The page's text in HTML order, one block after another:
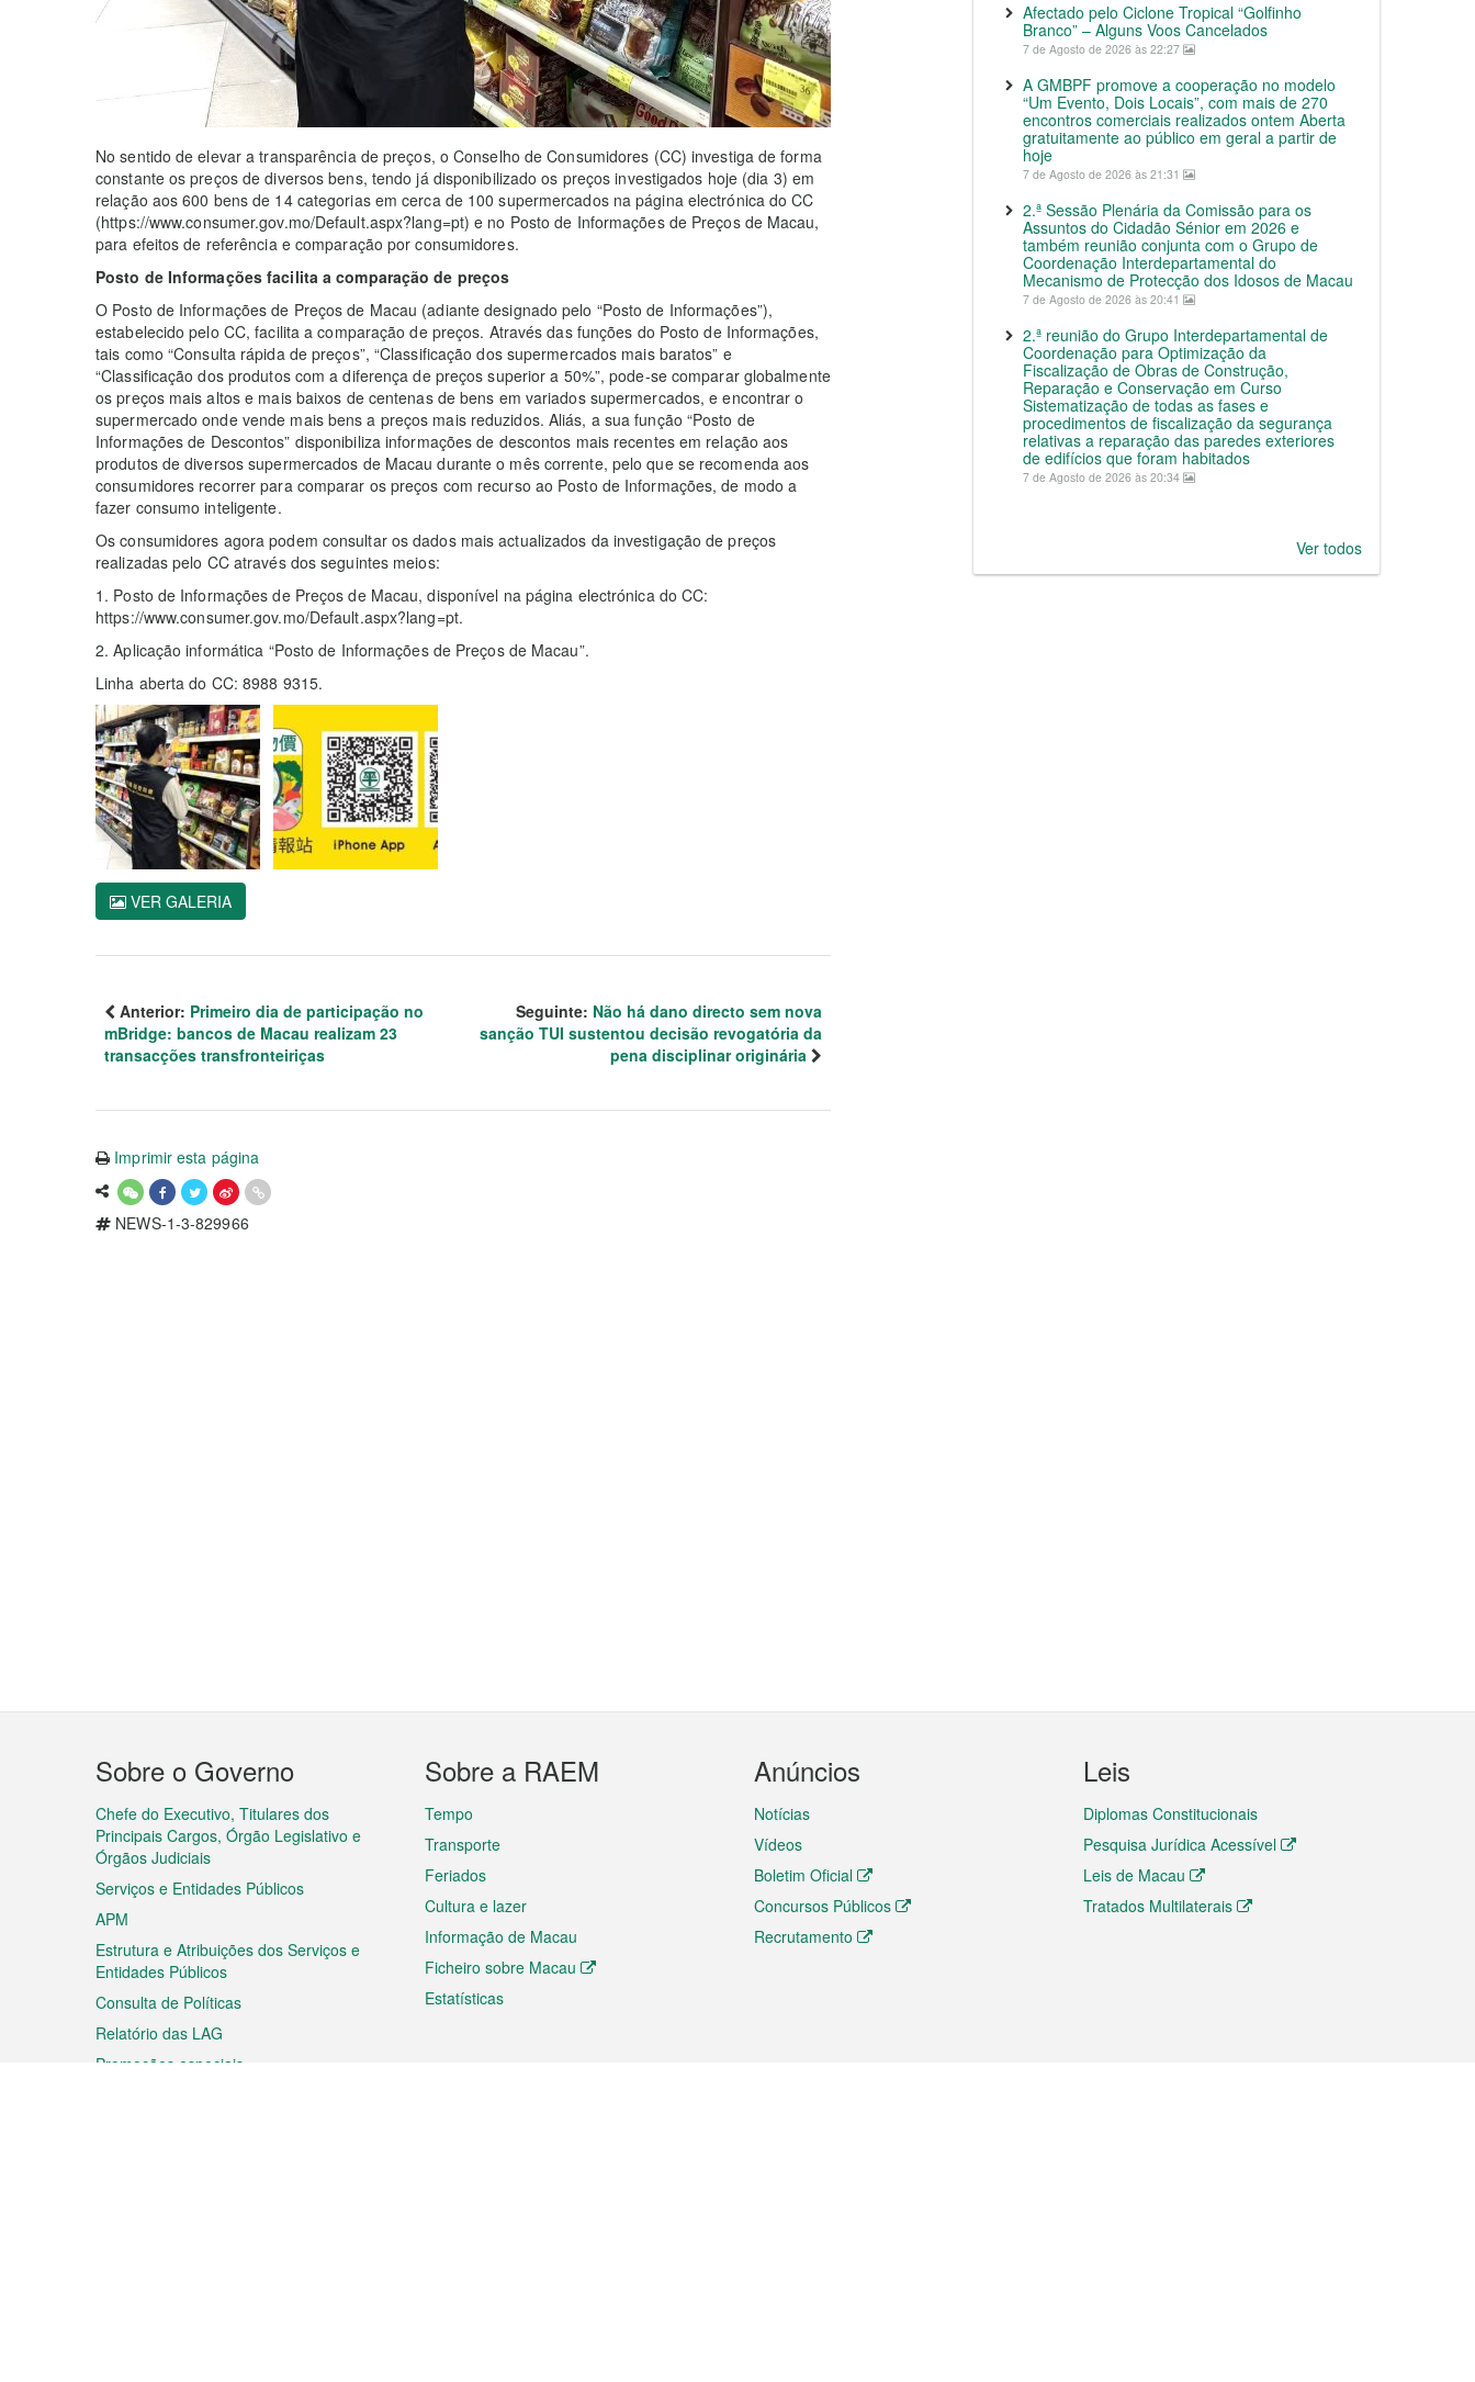
No sentido de elevar a transparência de preços, o Conselho de Consumidores (CC) investiga de forma
constante os preços de diversos bens, tendo já disponibilizado os preços investigados hoje (dia 3) em
relação aos 600 bens de 14 categorias em cerca de 100 supermercados na página electrónica do CC
(https://www.consumer.gov.mo/Default.aspx?lang=pt) e no Posto de Informações de Preços de Macau,
para efeitos de referência e comparação por consumidores.
Posto de Informações facilita a comparação de preços
O Posto de Informações de Preços de Macau (adiante designado pelo “Posto de Informações”),
estabelecido pelo CC, facilita a comparação de preços. Através das funções do Posto de Informações,
tais como “Consulta rápida de preços”, “Classificação dos supermercados mais baratos” e
“Classificação dos produtos com a diferença de preços superior a 50%”, pode-se comparar globalmente
os preços mais altos e mais baixos de centenas de bens em variados supermercados, e encontrar o
supermercado onde vende mais bens a preços mais reduzidos. Aliás, a sua função “Posto de
Informações de Descontos” disponibiliza informações de descontos mais recentes em relação aos
produtos de diversos supermercados de Macau durante o mês corrente, pelo que se recomenda aos
consumidores recorrer para comparar os preços com recurso ao Posto de Informações, de modo a
fazer consumo inteligente.
Os consumidores agora podem consultar os dados mais actualizados da investigação de preços
realizadas pelo CC através dos seguintes meios:
1. Posto de Informações de Preços de Macau, disponível na página electrónica do CC:
https://www.consumer.gov.mo/Default.aspx?lang=pt.
2. Aplicação informática “Posto de Informações de Preços de Macau”.
Linha aberta do CC: 8988 9315.
VER GALERIA
Anterior: Primeiro dia de participação no
mBridge: bancos de Macau realizam 23
transacções transfronteiriças
Seguinte: Não há dano directo sem nova
sanção TUI sustentou decisão revogatória da
pena disciplinar originária
Imprimir esta página
NEWS-1-3-829966
Afectado pelo Ciclone Tropical “Golfinho
Branco” – Alguns Voos Cancelados
7 de Agosto de 2026 às 22:27
A GMBPF promove a cooperação no modelo
“Um Evento, Dois Locais”, com mais de 270
encontros comerciais realizados ontem Aberta
gratuitamente ao público em geral a partir de
hoje
7 de Agosto de 2026 às 21:31
2.ª Sessão Plenária da Comissão para os
Assuntos do Cidadão Sénior em 2026 e
também reunião conjunta com o Grupo de
Coordenação Interdepartamental do
Mecanismo de Protecção dos Idosos de Macau
7 de Agosto de 2026 às 20:41
2.ª reunião do Grupo Interdepartamental de
Coordenação para Optimização da
Fiscalização de Obras de Construção,
Reparação e Conservação em Curso
Sistematização de todas as fases e
procedimentos de fiscalização da segurança
relativas a reparação das paredes exteriores
de edifícios que foram habitados
7 de Agosto de 2026 às 20:34
Ver todos
Menu
do
rodapé
Sobre o Governo
Chefe do Executivo, Titulares dos
Principais Cargos, Órgão Legislativo e
Órgãos Judiciais
Serviços e Entidades Públicos
APM
Estrutura e Atribuições dos Serviços e
Entidades Públicos
Consulta de Políticas
Relatório das LAG
Promoções especiais
Sobre a RAEM
Tempo
Transporte
Feriados
Cultura e lazer
Informação de Macau
Ficheiro sobre Macau
Estatísticas
Anúncios
Notícias
Vídeos
Boletim Oficial
Concursos Públicos
Recrutamento
Leis
Diplomas Constitucionais
Pesquisa Jurídica Acessível
Leis de Macau
Tratados Multilaterais